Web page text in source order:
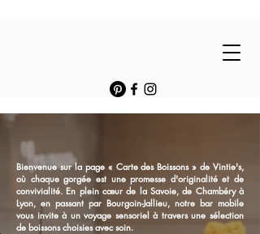
Bienvenue sur la page « Carte des Boissons » de Vintie's,
où chaque gorgée est une promesse d'originalité et de
convivialité. En plein cœur de la Savoie, de Chambéry à
Lyon, en passant par Bourgoin-Jallieu, notre bar mobile
vous invite à un voyage sensoriel à travers une sélection
de boissons choisies avec soin.